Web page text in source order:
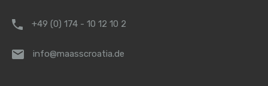
+49 (0) 174 - 10 12 10 2
info@maasscroatia.de